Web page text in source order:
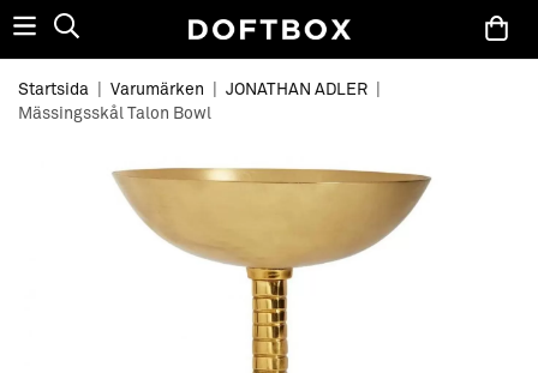
Startsida Varumärken JONATHAN ADLER
Mässingsskål Talon Bowl